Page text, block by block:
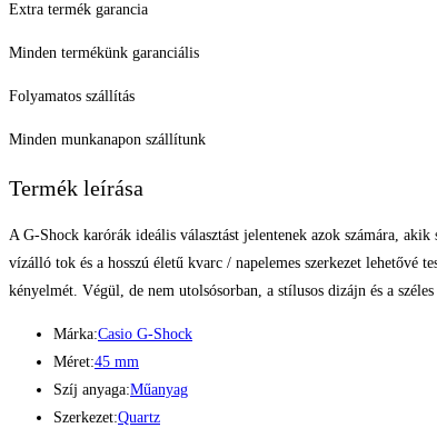
Extra termék garancia
Minden termékünk garanciális
Folyamatos szállítás
Minden munkanapon szállítunk
Termék leírása
A G-Shock karórák ideális választást jelentenek azok számára,
vízálló tok és a hosszú életű kvarc / napelemes szerkezet lehetővé
kényelmét. Végül, de nem utolsósorban, a stílusos dizájn és a
Márka:Casio G-Shock
Méret:45 mm
Szíj anyaga:Műanyag
Szerkezet:Quartz